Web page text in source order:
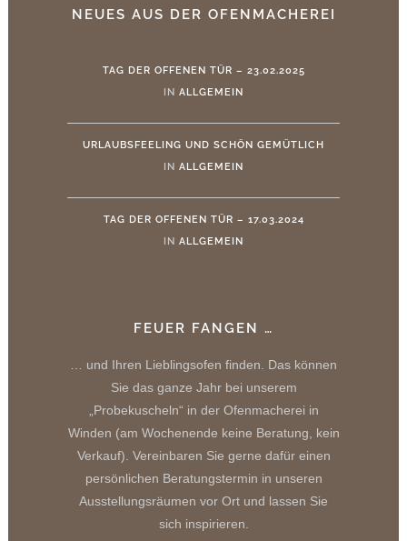
NEUES AUS DER OFENMACHEREI
TAG DER OFFENEN TÜR – 23.02.2025
IN ALLGEMEIN
URLAUBSFEELING UND SCHÖN GEMÜTLICH
IN ALLGEMEIN
TAG DER OFFENEN TÜR – 17.03.2024
IN ALLGEMEIN
FEUER FANGEN …
… und Ihren Lieblingsofen finden. Das können
Sie das ganze Jahr bei unserem
„Probekuscheln“ in der Ofenmacherei in
Winden (am Wochenende keine Beratung, kein
Verkauf). Vereinbaren Sie gerne dafür einen
persönlichen Beratungstermin in unseren
Ausstellungsräumen vor Ort und lassen Sie
sich inspirieren.